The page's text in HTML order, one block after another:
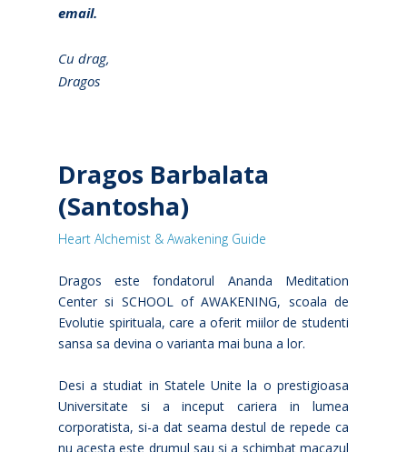
email.
Cu drag,
Dragos
Dragos Barbalata
(Santosha)
Heart Alchemist & Awakening Guide
Dragos este fondatorul Ananda Meditation
Center si SCHOOL of AWAKENING, scoala de
Evolutie spirituala, care a oferit miilor de studenti
sansa sa devina o varianta mai buna a lor.
Desi a studiat in Statele Unite la o prestigioasa
Universitate si a inceput cariera in lumea
corporatista, si-a dat seama destul de repede ca
nu acesta este drumul sau si a schimbat macazul